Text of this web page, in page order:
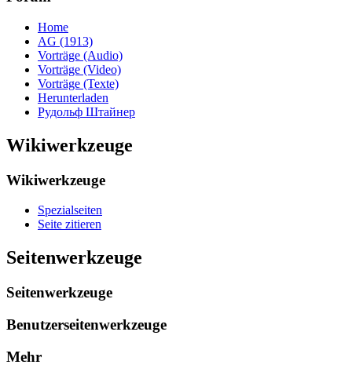
Home
AG (1913)
Vorträge (Audio)
Vorträge (Video)
Vorträge (Texte)
Herunterladen
Рудольф Штайнер
Wikiwerkzeuge
Wikiwerkzeuge
Spezialseiten
Seite zitieren
Seitenwerkzeuge
Seitenwerkzeuge
Benutzerseitenwerkzeuge
Mehr